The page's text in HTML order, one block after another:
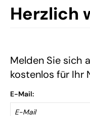
Herzlich
Melden Sie sich
kostenlos für Ihr
E-Mail